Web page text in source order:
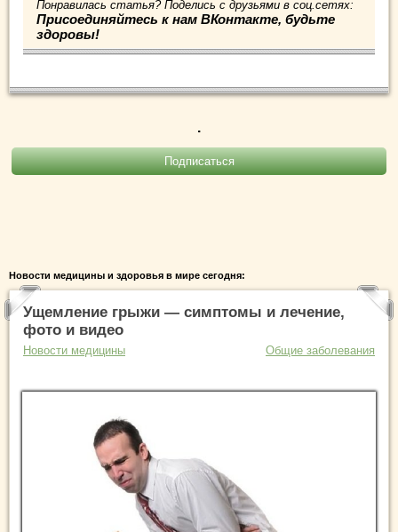
Понравилась статья? Поделись с друзьями в соц.сетях:
Присоединяйтесь к нам ВКонтакте, будьте
здоровы!
.
Новости медицины и здоровья в мире сегодня:
Ущемление грыжи — симптомы и лечение,
фото и видео
Новости медицины Общие заболевания